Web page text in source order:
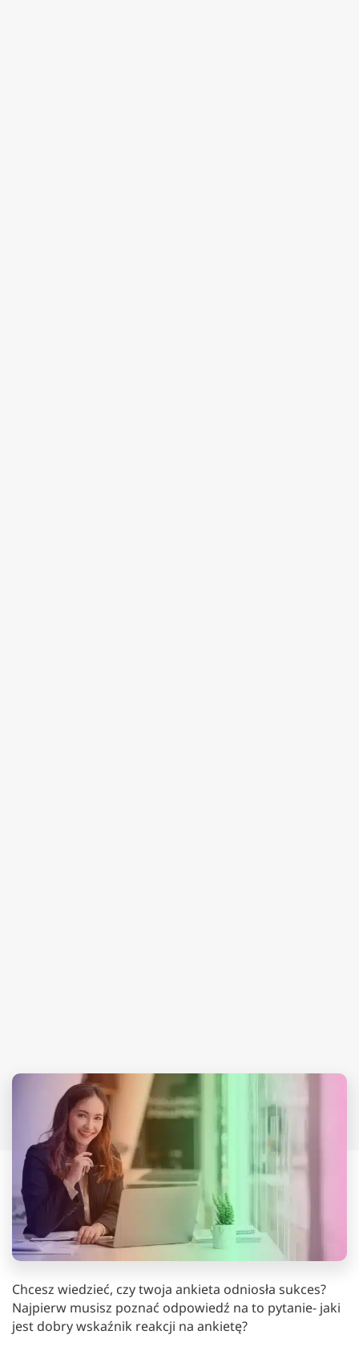
Chcesz wiedzieć, czy twoja ankieta odniosła sukces?
Najpierw musisz poznać odpowiedź na to pytanie- jaki
jest dobry wskaźnik reakcji na ankietę?